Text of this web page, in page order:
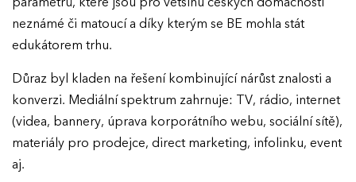
neznámé či matoucí a díky kterým se BE mohla stát
edukátorem trhu.
Důraz byl kladen na řešení kombinující nárůst znalosti a
konverzi. Mediální spektrum zahrnuje: TV, rádio, internet
(videa, bannery, úprava korporátního webu, sociální sítě),
materiály pro prodejce, direct marketing, infolinku, event
aj.